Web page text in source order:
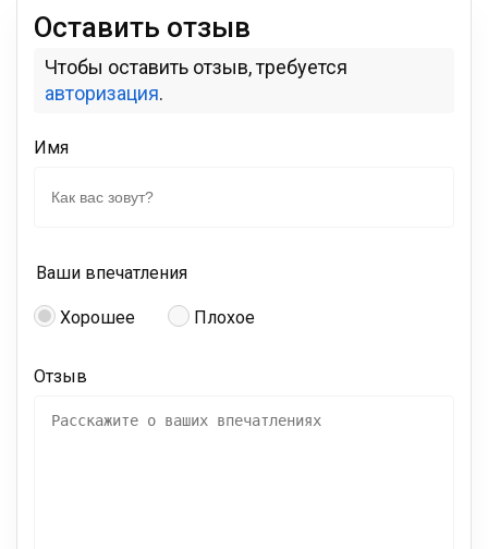
Оставить отзыв
Чтобы оставить отзыв, требуется
авторизация.
Имя
Ваши впечатления
Хорошее Плохое
Отзыв